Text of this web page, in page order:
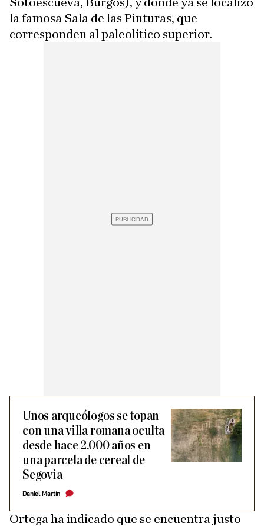
la famosa Sala de las Pinturas, que
corresponden al paleolítico superior.
Unos arqueólogos se topan
con una villa romana oculta
desde hace 2.000 años en
una parcela de cereal de
Segovia
Daniel Martín
Ortega ha indicado que se encuentra justo